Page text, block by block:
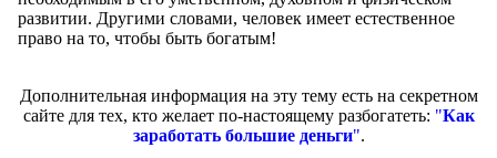
развитии. Другими словами, человек имеет естественное
право на то, чтобы быть богатым!
Дополнительная информация на эту тему есть на секретном
сайте для тех, кто желает по-настоящему разбогатеть: "Как
заработать большие деньги".